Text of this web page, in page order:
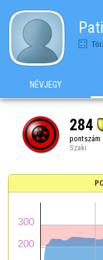
NÉVJEGY
284
pontszám
Szaki